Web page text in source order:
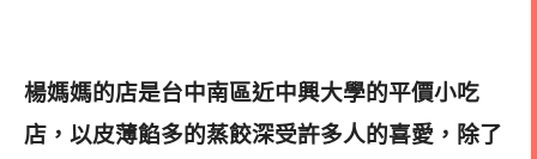
楊媽媽的店是台中南區近中興大學的平價小吃
店，以皮薄餡多的蒸餃深受許多人的喜愛，除了